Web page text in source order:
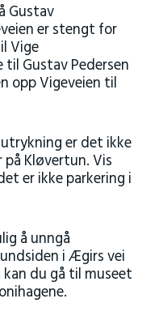
Gustav
er stengt for
Vige
Gustav Pedersen
opp Vigeveien til
er det ikke
Kløvertun. Vis
er ikke parkering i
å unngå
i Ægirs vei
kan du gå til museet